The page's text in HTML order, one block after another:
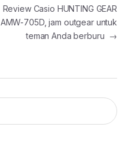
Review Casio HUNTING GEAR
AMW-705D, jam outgear untuk
teman Anda berburu →